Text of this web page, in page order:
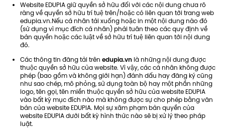
Website EDUPIA giữ quyền sở hữu đối với các nội dung chưa rõ
ràng về quyền sở hữu trí tuệ trên/hoặc có liên quan tới trang web
edupia.vn.Nếu cá nhân tải xuống hoặc in một nội dung nào đó
(sử dụng vì mục đích cá nhân) phải tuân theo các quy định về
bản quyền hoặc các luật về sở hữu trí tuệ liên quan tới nội dung
đó.
Các thông tin đăng tải trên edupia.vn là những nội dung được
thuộc quyền sở hữu của website. Vì vậy, các cá nhân không được
phép (bao gồm và không giới hạn) đánh dấu hay đăng ký cũng
như sao chép, mô phỏng, sử dụng toàn bộ hay một phần những
logo, tên gọi, tên miền thuộc quyền sở hữu của website EDUPIA
vào bất kỳ mục đích nào mà không được sự cho phép bằng văn
bản của website EDUPIA. Mọi sự xâm phạm bản quyền của
website EDUPIA dưới bất kỳ hình thức nào sẽ bị xử lý theo pháp
luật.